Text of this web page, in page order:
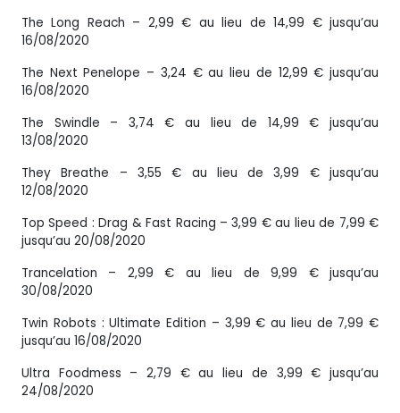
The Long Reach – 2,99 € au lieu de 14,99 € jusqu’au
16/08/2020
The Next Penelope – 3,24 € au lieu de 12,99 € jusqu’au
16/08/2020
The Swindle – 3,74 € au lieu de 14,99 € jusqu’au
13/08/2020
They Breathe – 3,55 € au lieu de 3,99 € jusqu’au
12/08/2020
Top Speed : Drag & Fast Racing – 3,99 € au lieu de 7,99 €
jusqu’au 20/08/2020
Trancelation – 2,99 € au lieu de 9,99 € jusqu’au
30/08/2020
Twin Robots : Ultimate Edition – 3,99 € au lieu de 7,99 €
jusqu’au 16/08/2020
Ultra Foodmess – 2,79 € au lieu de 3,99 € jusqu’au
24/08/2020